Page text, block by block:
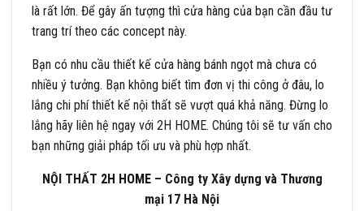
là rất lớn. Để gây ấn tượng thì cửa hàng của bạn cần đầu tư
trang trí theo các concept này.
Bạn có nhu cầu thiết kế cửa hàng bánh ngọt mà chưa có
nhiều ý tưởng. Bạn không biết tìm đơn vị thi công ở đâu, lo
lắng chi phí thiết kế nội thất sẽ vượt quá khả năng. Đừng lo
lắng hãy liên hệ ngay với 2H HOME. Chúng tôi sẽ tư vấn cho
bạn những giải pháp tối ưu và phù hợp nhất.
NỘI THẤT 2H HOME– Công ty Xây dựng và Thương
mại 17 Hà Nội